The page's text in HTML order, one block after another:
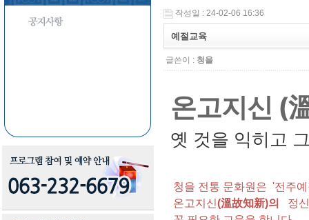
작성일 : 24-02-06 16:36
예절교육
글쓴이 : 청을
온고지신 (
옛 것을 익히고
청을 전통 문화원은 '전주
온고지신 (溫故知新)의
정